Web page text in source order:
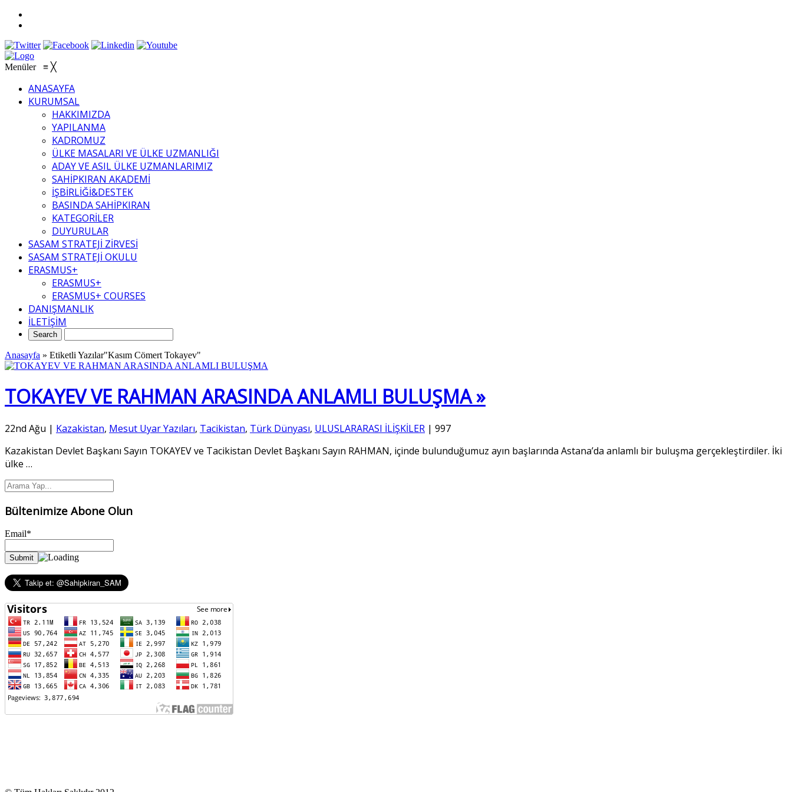
Menüler ≡ ╳
ANASAYFA
KURUMSAL
HAKKIMIZDA
YAPILANMA
KADROMUZ
ÜLKE MASALARI VE ÜLKE UZMANLIĞI
ADAY VE ASIL ÜLKE UZMANLARIMIZ
SAHİPKIRAN AKADEMİ
İŞBİRLİĞİ&DESTEK
BASINDA SAHİPKIRAN
KATEGORİLER
DUYURULAR
SASAM STRATEJİ ZİRVESİ
SASAM STRATEJİ OKULU
ERASMUS+
ERASMUS+
ERASMUS+ COURSES
DANIŞMANLIK
İLETİŞİM
Anasayfa » Etiketli Yazılar"Kasım Cömert Tokayev"
TOKAYEV VE RAHMAN ARASINDA ANLAMLI BULUŞMA »
22nd Ağu | Kazakistan, Mesut Uyar Yazıları, Tacikistan, Türk Dünyası, ULUSLARARASI İLİŞKİLER | 997
Kazakistan Devlet Başkanı Sayın TOKAYEV ve Tacikistan Devlet Başkanı Sayın RAHMAN, içinde bulunduğumuz ayın başlarında Astana’da anlamlı bir buluşma gerçekleştirdiler. İki
ülke …
Bültenimize Abone Olun
Email*